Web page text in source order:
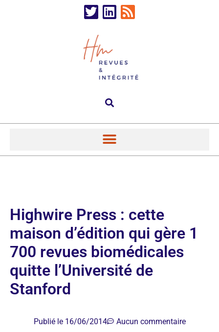
Highwire Press : cette
maison d’édition qui gère 1
700 revues biomédicales
quitte l’Université de
Stanford
Publié le 16/06/2014 Aucun commentaire